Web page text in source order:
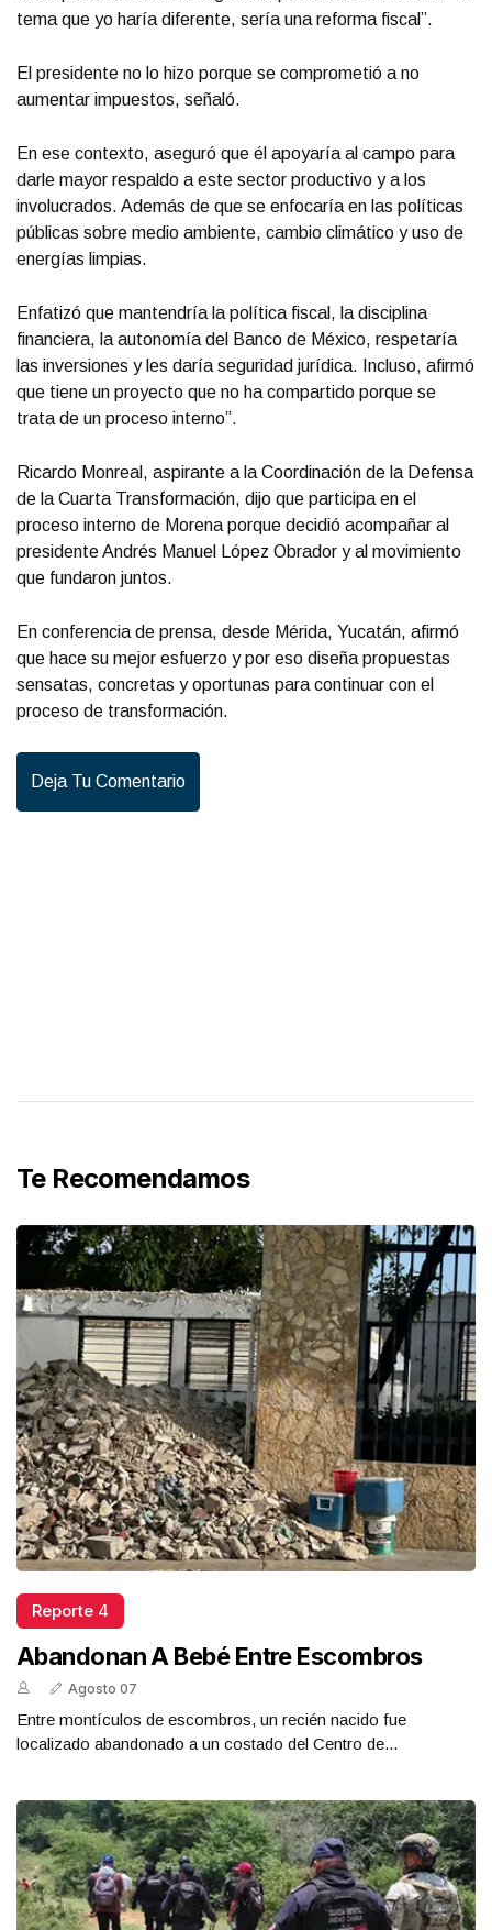
tema que yo haría diferente, sería una reforma fiscal”.
El presidente no lo hizo porque se comprometió a no
aumentar impuestos, señaló.
En ese contexto, aseguró que él apoyaría al campo para
darle mayor respaldo a este sector productivo y a los
involucrados. Además de que se enfocaría en las políticas
públicas sobre medio ambiente, cambio climático y uso de
energías limpias.
Enfatizó que mantendría la política fiscal, la disciplina
financiera, la autonomía del Banco de México, respetaría
las inversiones y les daría seguridad jurídica. Incluso, afirmó
que tiene un proyecto que no ha compartido porque se
trata de un proceso interno”.
Ricardo Monreal, aspirante a la Coordinación de la Defensa
de la Cuarta Transformación, dijo que participa en el
proceso interno de Morena porque decidió acompañar al
presidente Andrés Manuel López Obrador y al movimiento
que fundaron juntos.
En conferencia de prensa, desde Mérida, Yucatán, afirmó
que hace su mejor esfuerzo y por eso diseña propuestas
sensatas, concretas y oportunas para continuar con el
proceso de transformación.
Deja Tu Comentario
Te Recomendamos
Reporte 4
Abandonan A Bebé Entre Escombros
Agosto 07
Entre montículos de escombros, un recién nacido fue
localizado abandonado a un costado del Centro de...